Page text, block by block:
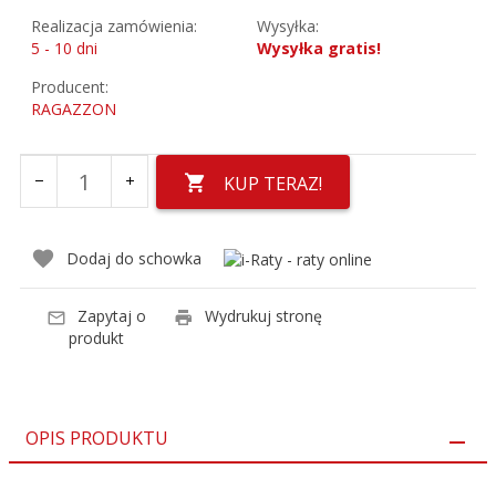
Realizacja zamówienia:
5 - 10 dni
Wysyłka:
Wysyłka gratis!
Producent:
RAGAZZON
KUP TERAZ!
Dodaj do schowka
Zapytaj o
produkt
Wydrukuj stronę
OPIS PRODUKTU